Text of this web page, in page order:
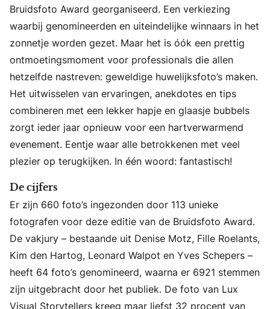
Bruidsfoto Award georganiseerd. Een verkiezing
waarbij genomineerden en uiteindelijke winnaars in het
zonnetje worden gezet. Maar het is óók een prettig
ontmoetingsmoment voor professionals die allen
hetzelfde nastreven: geweldige huwelijksfoto’s maken.
Het uitwisselen van ervaringen, anekdotes en tips
combineren met een lekker hapje en glaasje bubbels
zorgt ieder jaar opnieuw voor een hartverwarmend
evenement. Eentje waar alle betrokkenen met veel
plezier op terugkijken. In één woord: fantastisch!
De cijfers
Er zijn 660 foto’s ingezonden door 113 unieke
fotografen voor deze editie van de Bruidsfoto Award.
De vakjury – bestaande uit Denise Motz, Fille Roelants,
Kim den Hartog, Leonard Walpot en Yves Schepers –
heeft 64 foto’s genomineerd, waarna er 6921 stemmen
zijn uitgebracht door het publiek. De foto van Lux
Visual Storytellers kreeg maar liefst 32 procent van